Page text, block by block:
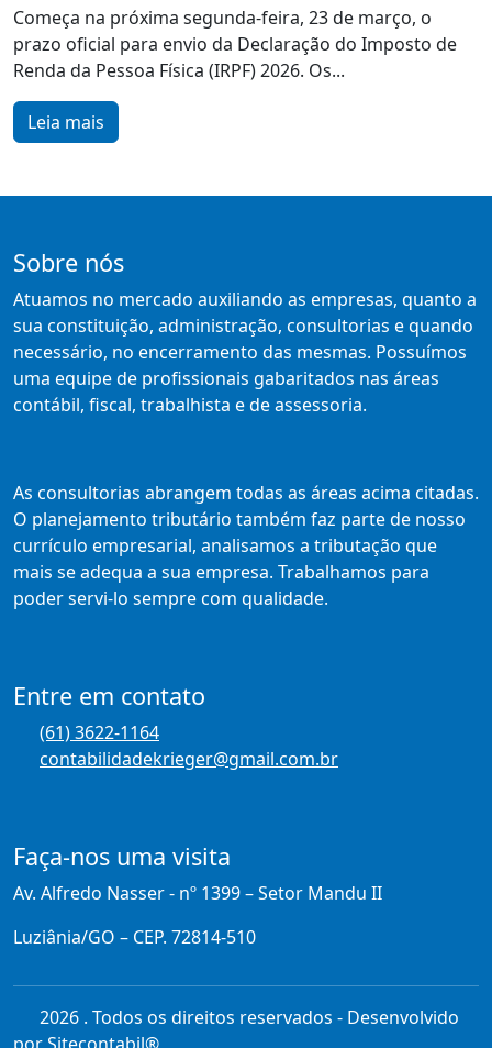
Começa na próxima segunda-feira, 23 de março, o
prazo oficial para envio da Declaração do Imposto de
Renda da Pessoa Física (IRPF) 2026. Os...
Leia mais
Sobre nós
Atuamos no mercado auxiliando as empresas, quanto a
sua constituição, administração, consultorias e quando
necessário, no encerramento das mesmas. Possuímos
uma equipe de profissionais gabaritados nas áreas
contábil, fiscal, trabalhista e de assessoria.
As consultorias abrangem todas as áreas acima citadas.
O planejamento tributário também faz parte de nosso
currículo empresarial, analisamos a tributação que
mais se adequa a sua empresa. Trabalhamos para
poder servi-lo sempre com qualidade.
Entre em contato
(61) 3622-1164
contabilidadekrieger@gmail.com.br
Faça-nos uma visita
Av. Alfredo Nasser - nº 1399 – Setor Mandu II
Luziânia/GO – CEP. 72814-510
2026 . Todos os direitos reservados - Desenvolvido